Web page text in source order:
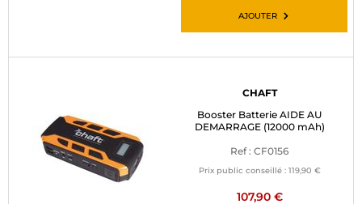
AJOUTER
CHAFT
Booster Batterie AIDE AU
DEMARRAGE (12000 mAh)
Ref : CF0156
Prix public conseillé : 119,90 €
107,90 €